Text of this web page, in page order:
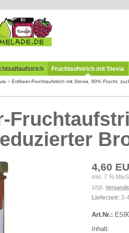
Fruchtaufstrich mit Stevia
» Erdbeer-Fruchtaufstrich mit Stevia, 90% Frucht,
4,60
inkl. 7 %
zzgl.
Lieferzeit: 3-
Art.Nr.:
Inhalt: